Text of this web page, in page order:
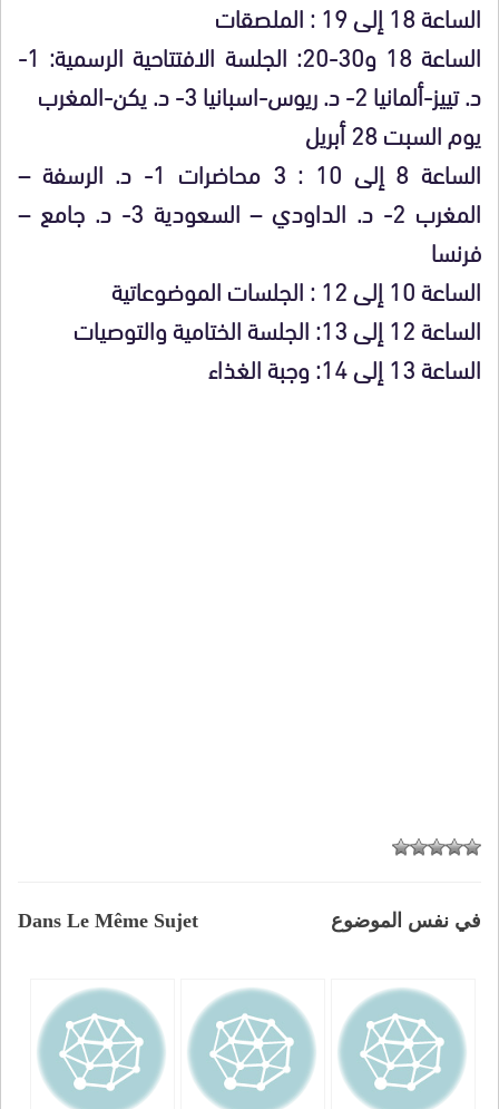
الساعة 18 إلى 19 : الملصقات
الساعة 18 و30-20: الجلسة الافتتاحية الرسمية: 1-
د. تييز-ألمانيا 2- د. ريوس-اسبانيا 3- د. يكن-المغرب
يوم السبت 28 أبريل
الساعة 8 إلى 10 : 3 محاضرات 1- د. الرسفة –
المغرب 2- د. الداودي – السعودية 3- د. جامع –
فرنسا
الساعة 10 إلى 12 : الجلسات الموضوعاتية
الساعة 12 إلى 13: الجلسة الختامية والتوصيات
الساعة 13 إلى 14: وجبة الغذاء
Dans Le Même Sujet في نفس الموضوع